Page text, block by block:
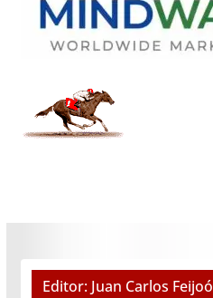
Editor: Juan Carlos Feijoó